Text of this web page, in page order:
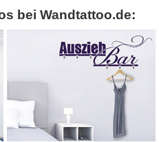
bei Wandtattoo.de: